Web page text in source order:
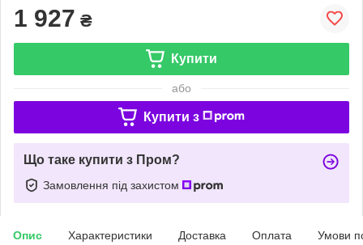
1 927 ₴
Купити
або
Купити з
Що таке купити з Пром?
Замовлення під захистом
Опис Характеристики Доставка Оплата Умови